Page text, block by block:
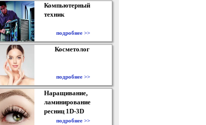
Компьютерный
техник
подробнее >>
Косметолог
подробнее >>
Наращивание,
ламинирование
ресниц 1D-3D
подробнее >>